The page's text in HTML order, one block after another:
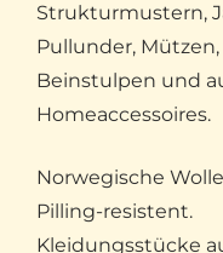
Strukturmustern,
Pullunder,
Beinstulpen und
Homeaccessoires.
Norwegische
Pilling-resistent.
Kleidungsstücke